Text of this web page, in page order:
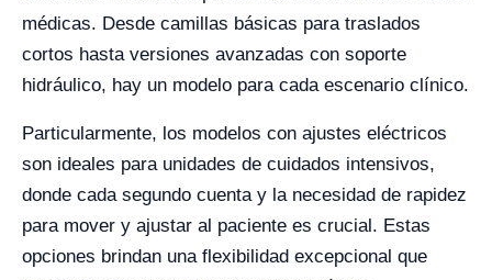
médicas. Desde camillas básicas para traslados
cortos hasta versiones avanzadas con soporte
hidráulico, hay un modelo para cada escenario clínico.
Particularmente, los modelos con ajustes eléctricos
son ideales para unidades de cuidados intensivos,
donde cada segundo cuenta y la necesidad de rapidez
para mover y ajustar al paciente es crucial. Estas
opciones brindan una flexibilidad excepcional que